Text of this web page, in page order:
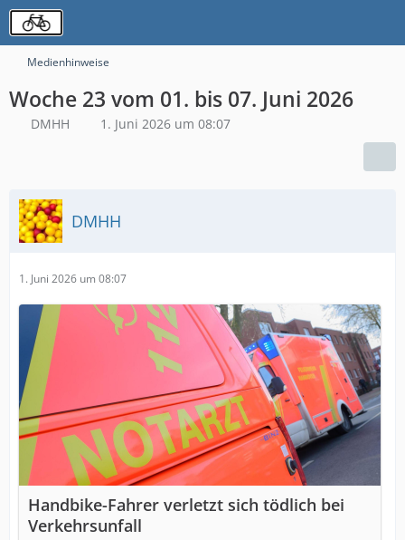
Medienhinweise
Woche 23 vom 01. bis 07. Juni 2026
DMHH 1. Juni 2026 um 08:07
DMHH
1. Juni 2026 um 08:07
Handbike-Fahrer verletzt sich tödlich bei
Verkehrsunfall